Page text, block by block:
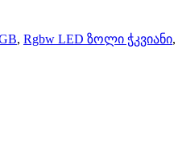
, Rgbw LED ზოლი ჭკვიანი,